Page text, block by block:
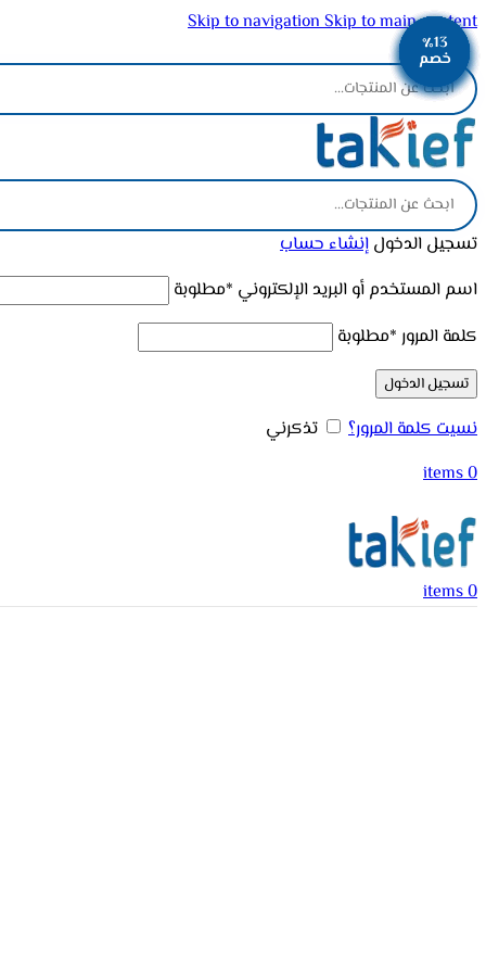
Skip to navigationSkip to main content
ADD ANYTHING HERE OR JUST REMOVE IT…
تسجيل الدخول إنشاء حساب
اسم المستخدم أو البريد الإلكتروني *مطلوبة
كلمة المرور *مطلوبة
تسجيل الدخول
نسيت كلمة المرور؟
تذكرني
0
items
0
items
٪13
خصم
٪13
خصم
٪13
خصم
٪13
خصم
٪13
خصم
٪13
خصم
٪13
خصم
٪13
خصم